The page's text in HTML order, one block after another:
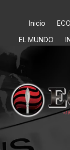
Inicio
EL MUNDO
INFORMACIÓN